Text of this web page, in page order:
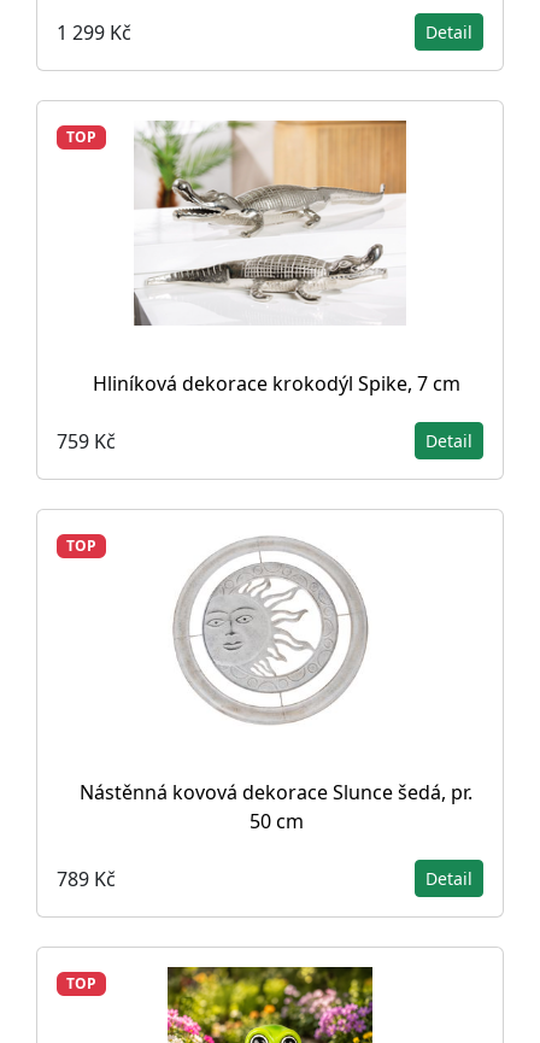
1 299 Kč Detail
TOP
Hliníková dekorace krokodýl Spike, 7 cm
759 Kč Detail
TOP
Nástěnná kovová dekorace Slunce šedá, pr.
50 cm
789 Kč Detail
TOP